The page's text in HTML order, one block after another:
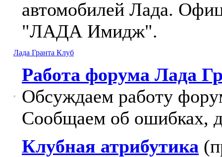
автомобилей Лада.
"ЛАДА Имидж".
Лада Гранта Клуб
Работа форума Лада
Обсуждаем работу
Сообщаем об ошибках,
Клубная атрибутика